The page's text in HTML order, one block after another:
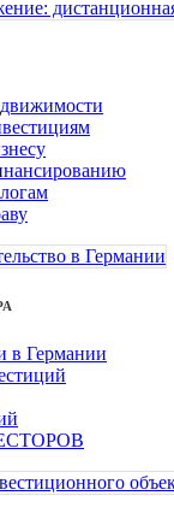
в Германии